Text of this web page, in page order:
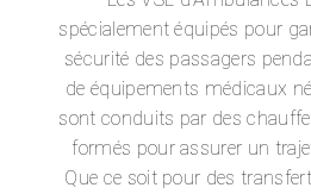
spécialement équipés pour
sécurité des passagers
de équipements médicaux
sont conduits par des
formés pour assurer un
Que ce soit pour des